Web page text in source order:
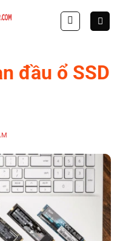
đầu ổ SSD